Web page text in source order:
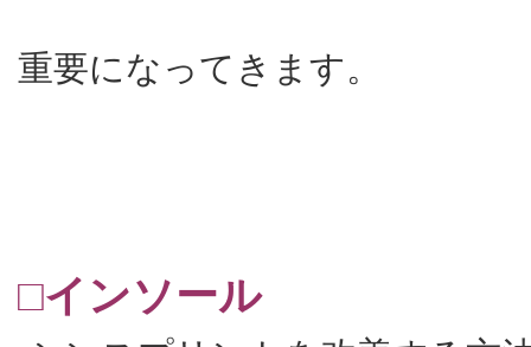
重要になってきます。
□インソール